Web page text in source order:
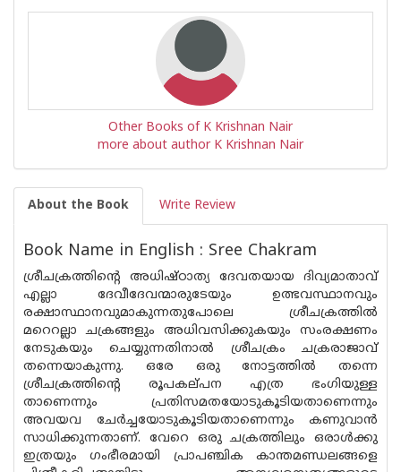
Other Books of K Krishnan Nair
more about author K Krishnan Nair
About the Book Write Review
Book Name in English : Sree Chakram
ശ്രീചക്രത്തിന്റെ അധിഷ്‌ഠാത്യ ദേവതയായ ദിവ്യമാതാവ്
എല്ലാ ദേവീദേവന്മാരുടേയും ഉത്ഭവസ്ഥാനവും
രക്ഷാസ്ഥാനവുമാകുന്നതുപോലെ ശ്രീചക്രത്തിൽ
മറെറല്ലാ ചക്രങ്ങളും അധിവസിക്കുകയും സംരക്ഷണം
നേടുകയും ചെയ്യുന്നതിനാൽ ശ്രീചക്രം ചക്രരാജാവ്
തന്നെയാകുന്നു. ഒരേ ഒരു നോട്ടത്തിൽ തന്നെ
ശ്രീചക്രത്തിൻ്റെ രൂപകല്‌പന എത്ര ഭംഗിയുള്ള
താണെന്നും പ്രതിസമതയോടുകൂടിയതാണെന്നും
അവയവ ചേർച്ചയോടുകൂടിയതാണെന്നും കണുവാൻ
സാധിക്കുന്നതാണ്. വേറെ ഒരു ചക്രത്തിലും ഒരാൾക്കു
ഇത്രയും ഗംഭീരമായി പ്രാപഞ്ചിക കാന്തമണ്ഡലങ്ങളെ